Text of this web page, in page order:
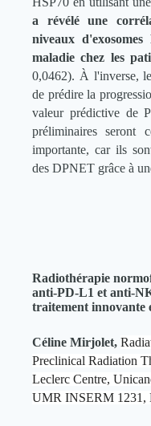
a révélé une
niveaux
maladie chez les
0,0462). À l'inverse,
de prédire la
valeur prédictive de
préliminaires seront
importante, car ils
des DPNET grâce à
Radiothérapie
anti-PD-L1 et anti-
traitement innovante
Céline Mirjolet,
Preclinical Radiation
Leclerc Centre,
UMR INSERM 1231,